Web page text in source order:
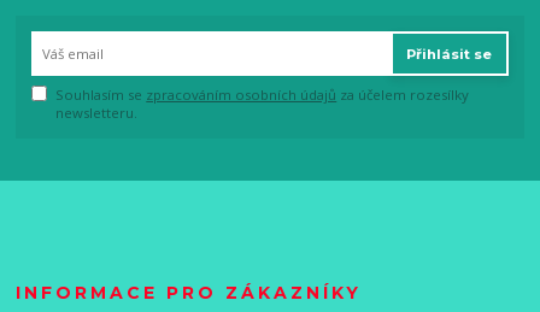
Přihlásit se
Souhlasím se zpracováním osobních údajů za účelem rozesílky
newsletteru.
INFORMACE PRO ZÁKAZNÍKY